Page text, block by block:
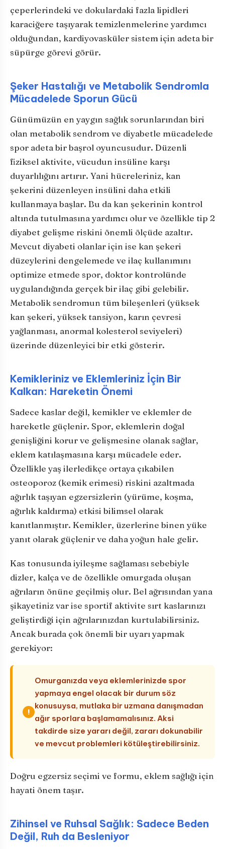
çeperlerindeki ve dokulardaki fazla lipidleri
karaciğere taşıyarak temizlenmelerine yardımcı
olduğundan, kardiyovasküler sistem için adeta bir
süpürge görevi görür.
Şeker Hastalığı ve Metabolik Sendromla
Mücadelede Sporun Gücü
Günümüzün en yaygın sağlık sorunlarından biri
olan metabolik sendrom ve diyabetle mücadelede
spor adeta bir başrol oyuncusudur. Düzenli
fiziksel aktivite, vücudun insüline karşı
duyarlılığını artırır. Yani hücreleriniz, kan
şekerini düzenleyen insülini daha etkili
kullanmaya başlar. Bu da kan şekerinin kontrol
altında tutulmasına yardımcı olur ve özellikle tip 2
diyabet gelişme riskini önemli ölçüde azaltır.
Mevcut diyabeti olanlar için ise kan şekeri
düzeylerini dengelemede ve ilaç kullanımını
optimize etmede spor, doktor kontrolünde
uygulandığında gerçek bir ilaç gibi gelebilir.
Metabolik sendromun tüm bileşenleri (yüksek
kan şekeri, yüksek tansiyon, karın çevresi
yağlanması, anormal kolesterol seviyeleri)
üzerinde düzenleyici bir etki gösterir.
Kemikleriniz ve Eklemleriniz İçin Bir
Kalkan: Hareketin Önemi
Sadece kaslar değil, kemikler ve eklemler de
hareketle güçlenir. Spor, eklemlerin doğal
genişliğini korur ve gelişmesine olanak sağlar,
eklem katılaşmasına karşı mücadele eder.
Özellikle yaş ilerledikçe ortaya çıkabilen
osteoporoz (kemik erimesi) riskini azaltmada
ağırlık taşıyan egzersizlerin (yürüme, koşma,
ağırlık kaldırma) etkisi bilimsel olarak
kanıtlanmıştır. Kemikler, üzerlerine binen yüke
yanıt olarak güçlenir ve daha yoğun hale gelir.
Kas tonusunda iyileşme sağlaması sebebiyle
dizler, kalça ve de özellikle omurgada oluşan
ağrıların önüne geçilmiş olur. Bel ağrısından yana
şikayetiniz var ise sportif aktivite sırt kaslarınızı
geliştirdiği için ağrılarınızdan kurtulabilirsiniz.
Ancak burada çok önemli bir uyarı yapmak
gerekiyor:
!
Omurganızda veya eklemlerinizde spor
yapmaya engel olacak bir durum söz
konusuysa, mutlaka bir uzmana danışmadan
ağır sporlara başlamamalısınız. Aksi
takdirde size yararı değil, zararı dokunabilir
ve mevcut problemleri kötüleştirebilirsiniz.
Doğru egzersiz seçimi ve formu, eklem sağlığı için
hayati önem taşır.
Zihinsel ve Ruhsal Sağlık: Sadece Beden
Değil, Ruh da Besleniyor